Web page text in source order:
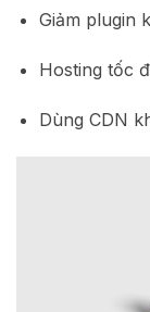
Giảm plugin
Hosting tốc
Dùng CDN